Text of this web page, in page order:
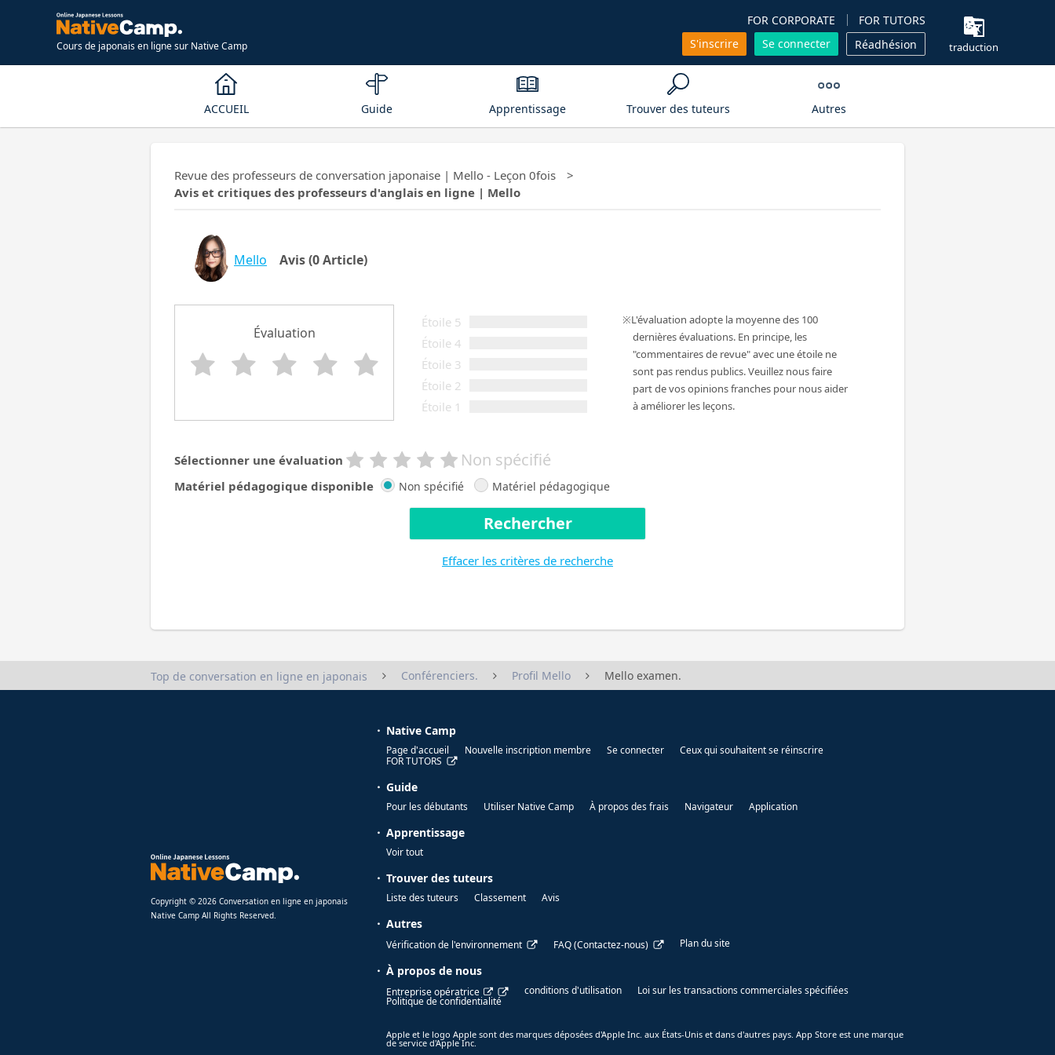
Cours de japonais en ligne sur Native Camp
FOR CORPORATE
FOR TUTORS
S'inscrire
Se connecter Réadhésion traduction
ACCUEIL Guide Apprentissage Trouver des tuteurs Autres
Revue des professeurs de conversation japonaise | Mello - Leçon 0fois
Avis et critiques des professeurs d'anglais en ligne | Mello
Mello Avis(0 Article)
Évaluation
Étoile 5
Étoile 4
Étoile 3
Étoile 2
Étoile 1
L'évaluation adopte la moyenne des 100
dernières évaluations. En principe, les
"commentaires de revue" avec une étoile ne
sont pas rendus publics. Veuillez nous faire
part de vos opinions franches pour nous aider
à améliorer les leçons.
Sélectionner une évaluation Non spécifié
Matériel pédagogique disponible Non spécifié Matériel pédagogique
Rechercher
Effacer les critères de recherche
Top de conversation en ligne en japonais Conférenciers. Profil Mello Mello examen.
Copyright © 2026 Conversation en ligne en japonais
Native Camp All Rights Reserved.
Native Camp
Page d'accueil Nouvelle inscription membre Se connecter
Ceux qui souhaitent se réinscrire
FOR TUTORS
Guide
Pour les débutants Utiliser Native Camp À propos des frais Navigateur Application
Apprentissage
Voir tout
Trouver des tuteurs
Liste des tuteurs Classement Avis
Autres
Vérification de l'environnement FAQ (Contactez-nous) Plan du site
À propos de nous
Entreprise opératrice conditions d'utilisation
Loi sur les transactions commerciales spécifiées
Politique de confidentialité
Apple et le logo Apple sont des marques déposées d'Apple Inc. aux États-Unis et dans d'autres pays. App Store est une marque
de service d'Apple Inc.